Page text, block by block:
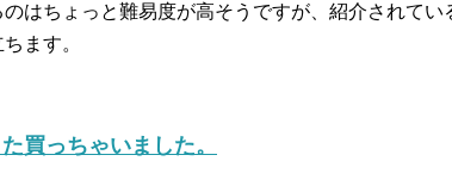
はちょっと難易度が高そうですが、紹介されてい
ます。
買っちゃいました。